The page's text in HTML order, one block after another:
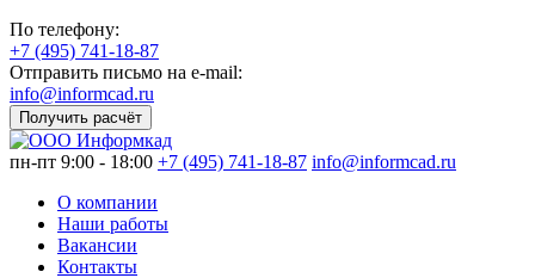
По телефону:
+7 (495) 741-18-87
Отправить письмо на e-mail:
info@informcad.ru
Получить расчёт
пн-пт 9:00 - 18:00 +7 (495) 741-18-87 info@informcad.ru
О компании
Наши работы
Вакансии
Контакты